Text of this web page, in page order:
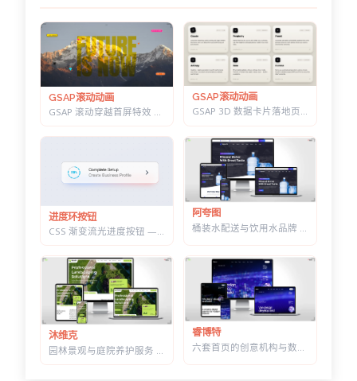
GSAP滚动动画
GSAP 滚动穿越首屏特效 — 标题上下分离，背景图迎面推近的 Y2K 风格
GSAP滚动动画
进度环按钮
CSS 渐变流光进度按钮 — 底部光晕描边，悬停自动涨进度
阿夸图
沐维克
睿博特